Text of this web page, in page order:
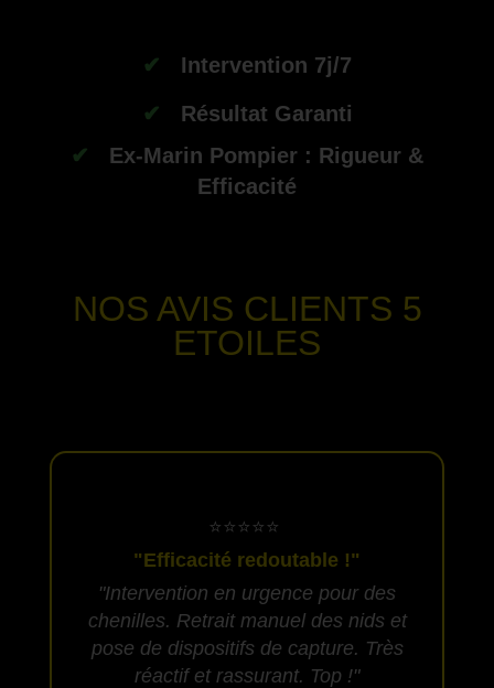
✔
Intervention 7j/7
✔
Résultat Garanti
✔
Ex-Marin Pompier : Rigueur &
Efficacité
NOS AVIS CLIENTS 5
ETOILES
​⭐⭐⭐⭐⭐
"Efficacité redoutable !"
"Intervention en urgence pour des
chenilles. Retrait manuel des nids et
pose de dispositifs de capture. Très
réactif et rassurant. Top !"